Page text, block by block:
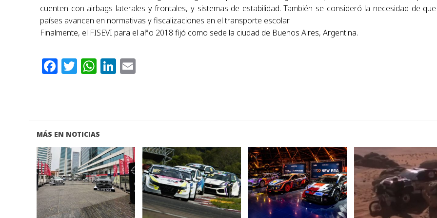
cuenten con airbags laterales y frontales, y sistemas de estabilidad. También se consideró la necesidad de
países avancen en normativas y fiscalizaciones en el transporte escolar.
Finalmente, el FISEVI para el año 2018 fijó como sede la ciudad de Buenos Aires, Argentina.
Facebook
Twitter
WhatsApp
LinkedIn
MÁS EN NOTICIAS
VER NOTA VER NOTA VER NOTA VER NOTA